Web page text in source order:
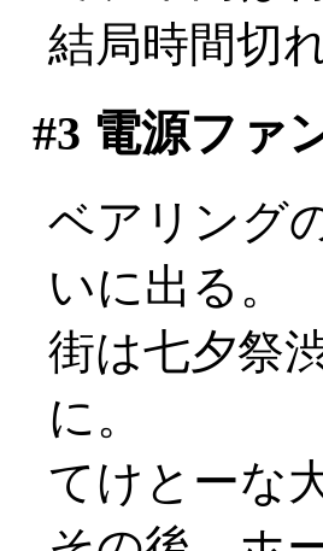
結局時間切
#3 電源ファ
ベアリング
いに出る。
街は七夕祭
に。
てけとーな